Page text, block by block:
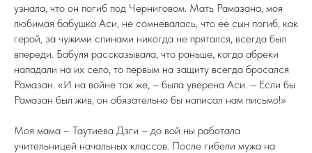
узнала, что он погиб под Черниговом. Мать Рамазана, моя
любимая бабушка Аси, не сомневалась, что ее сын погиб, как
герой, за чужими спинами никогда не прятался, всегда был
впереди. Бабуля рассказывала, что раньше, когда абреки
нападали на их село, то первым на защиту всегда бросался
Рамазан. «И на войне так же, – была уверена Аси. – Если бы
Рамазан был жив, он обязательно бы написал нам письмо!»
Моя мама – Таутиева Дзги – до вой ны работала
учительницей начальных классов. После гибели мужа на